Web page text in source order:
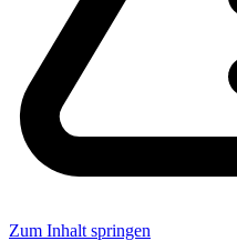
Zum Inhalt springen